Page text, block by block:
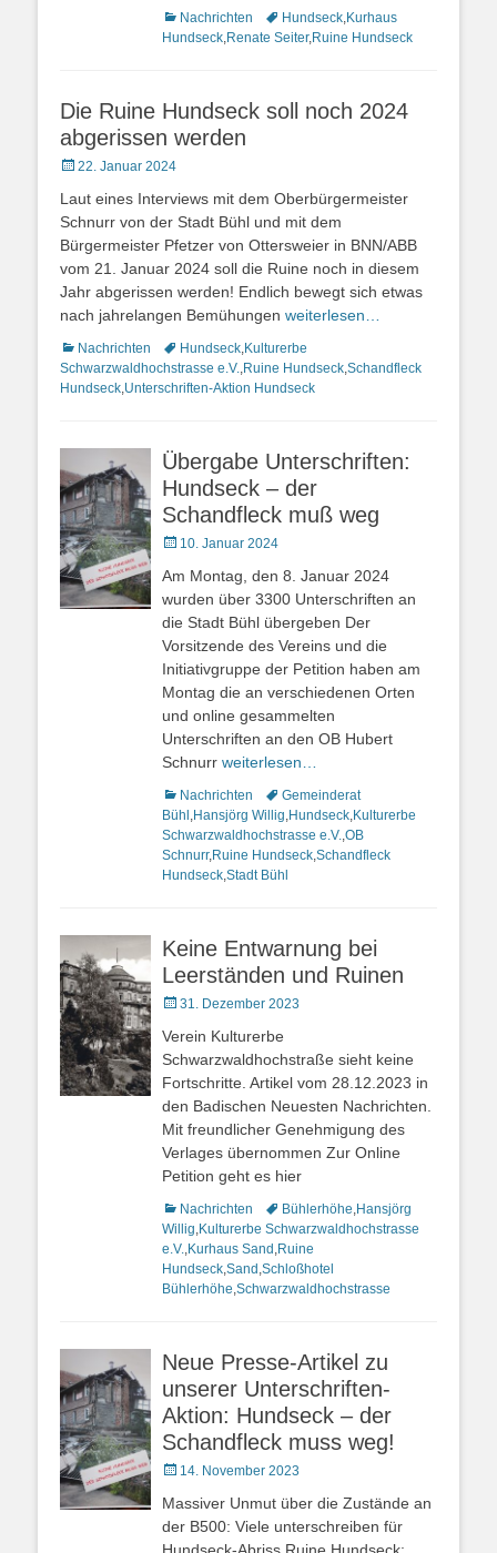
Kategorien
Nachrichten Schlagworte
Hundseck,Kurhaus
Hundseck,Renate Seiter,Ruine Hundseck
Die Ruine Hundseck soll noch 2024
abgerissen werden
Veröffentlicht
22. Januar 2024
Laut eines Interviews mit dem Oberbürgermeister
Schnurr von der Stadt Bühl und mit dem
Bürgermeister Pfetzer von Ottersweier in BNN/ABB
vom 21. Januar 2024 soll die Ruine noch in diesem
Jahr abgerissen werden! Endlich bewegt sich etwas
nach jahrelangen Bemühungen weiterlesen…
Kategorien
Nachrichten Schlagworte
Hundseck,Kulturerbe
Schwarzwaldhochstrasse e.V.,Ruine Hundseck,Schandfleck
Hundseck,Unterschriften-Aktion Hundseck
Übergabe Unterschriften:
Hundseck – der
Schandfleck muß weg
Veröffentlicht
10. Januar 2024
Am Montag, den 8. Januar 2024
wurden über 3300 Unterschriften an
die Stadt Bühl übergeben Der
Vorsitzende des Vereins und die
Initiativgruppe der Petition haben am
Montag die an verschiedenen Orten
und online gesammelten
Unterschriften an den OB Hubert
Schnurr weiterlesen…
Kategorien
Nachrichten Schlagworte
Gemeinderat
Bühl ,Hansjörg Willig,Hundseck,Kulturerbe
Schwarzwaldhochstrasse e.V.,OB
Schnurr,Ruine Hundseck,Schandfleck
Hundseck,Stadt Bühl
Keine Entwarnung bei
Leerständen und Ruinen
Veröffentlicht
31. Dezember 2023
Verein Kulturerbe
Schwarzwaldhochstraße sieht keine
Fortschritte. Artikel vom 28.12.2023 in
den Badischen Neuesten Nachrichten.
Mit freundlicher Genehmigung des
Verlages übernommen Zur Online
Petition geht es hier
Kategorien
Nachrichten Schlagworte
Bühlerhöhe,Hansjörg
Willig,Kulturerbe Schwarzwaldhochstrasse
e.V.,Kurhaus Sand ,Ruine
Hundseck,Sand ,Schloßhotel
Bühlerhöhe,Schwarzwaldhochstrasse
Neue Presse-Artikel zu
unserer Unterschriften-
Aktion: Hundseck – der
Schandfleck muss weg!
Veröffentlicht
14. November 2023
Massiver Unmut über die Zustände an
der B500: Viele unterschreiben für